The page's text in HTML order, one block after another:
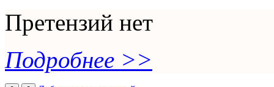
Претензий нет
Подробнее >>